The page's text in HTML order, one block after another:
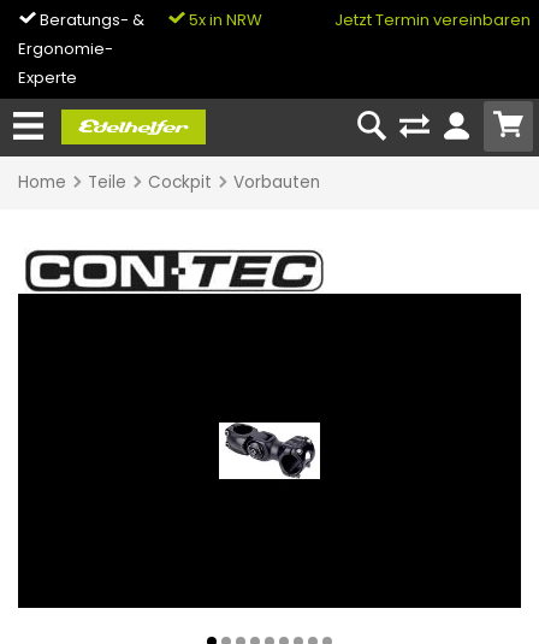
Beratungs- &
Ergonomie-
Experte
5x in NRW
0% Finanzierung
Jetzt Termin vereinbaren
Home Teile Cockpit Vorbauten